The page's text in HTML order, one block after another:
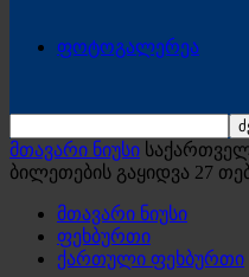
ფოტოგალერეა
მთავარი ნიუსი
ბილეთების გაყიდვა 27
მთავარი ნიუსი
ფეხბურთი
ქართული ფეხბურთი